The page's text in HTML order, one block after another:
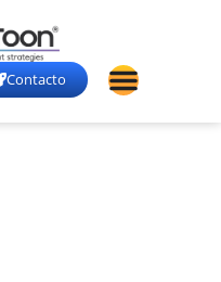
Contacto